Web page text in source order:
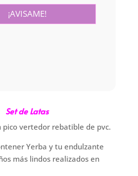
Set de Latas
pico vertedor rebatible de pvc.
Yerba y tu endulzante
más lindos realizados en